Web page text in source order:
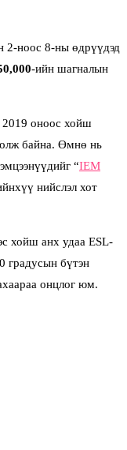
2-ноос 8-ны өдрүүдэд
-ийн шагналын
2019 оноос хойш
байна. Өмнө нь
“IEM
нийслэл хот
хойш анх удаа ESL-
градусын бүтэн
онцлог юм.